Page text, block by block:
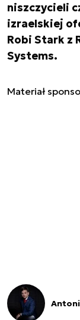
niszczycieli
izraelskiej
Robi Stark z
Systems.
Materiał